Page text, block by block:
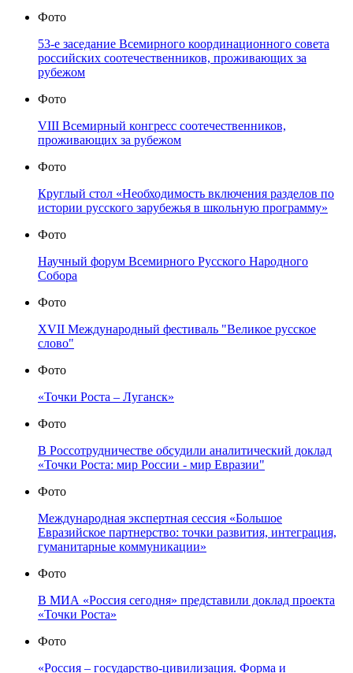
Фото
53-е заседание Всемирного координационного совета
российских соотечественников, проживающих за
рубежом
Фото
VIII Всемирный конгресс соотечественников,
проживающих за рубежом
Фото
Круглый стол «Необходимость включения разделов по
истории русского зарубежья в школьную программу»
Фото
Научный форум Всемирного Русского Народного
Собора
Фото
XVII Международный фестиваль "Великое русское
слово"
Фото
«Точки Роста – Луганск»
Фото
В Россотрудничестве обсудили аналитический доклад
«Точки Роста: мир России - мир Евразии"
Фото
Международная экспертная сессия «Большое
Евразийское партнерство: точки развития, интеграция,
гуманитарные коммуникации»
Фото
В МИА «Россия сегодня» представили доклад проекта
«Точки Роста»
Фото
«Россия – государство-цивилизация. Форма и